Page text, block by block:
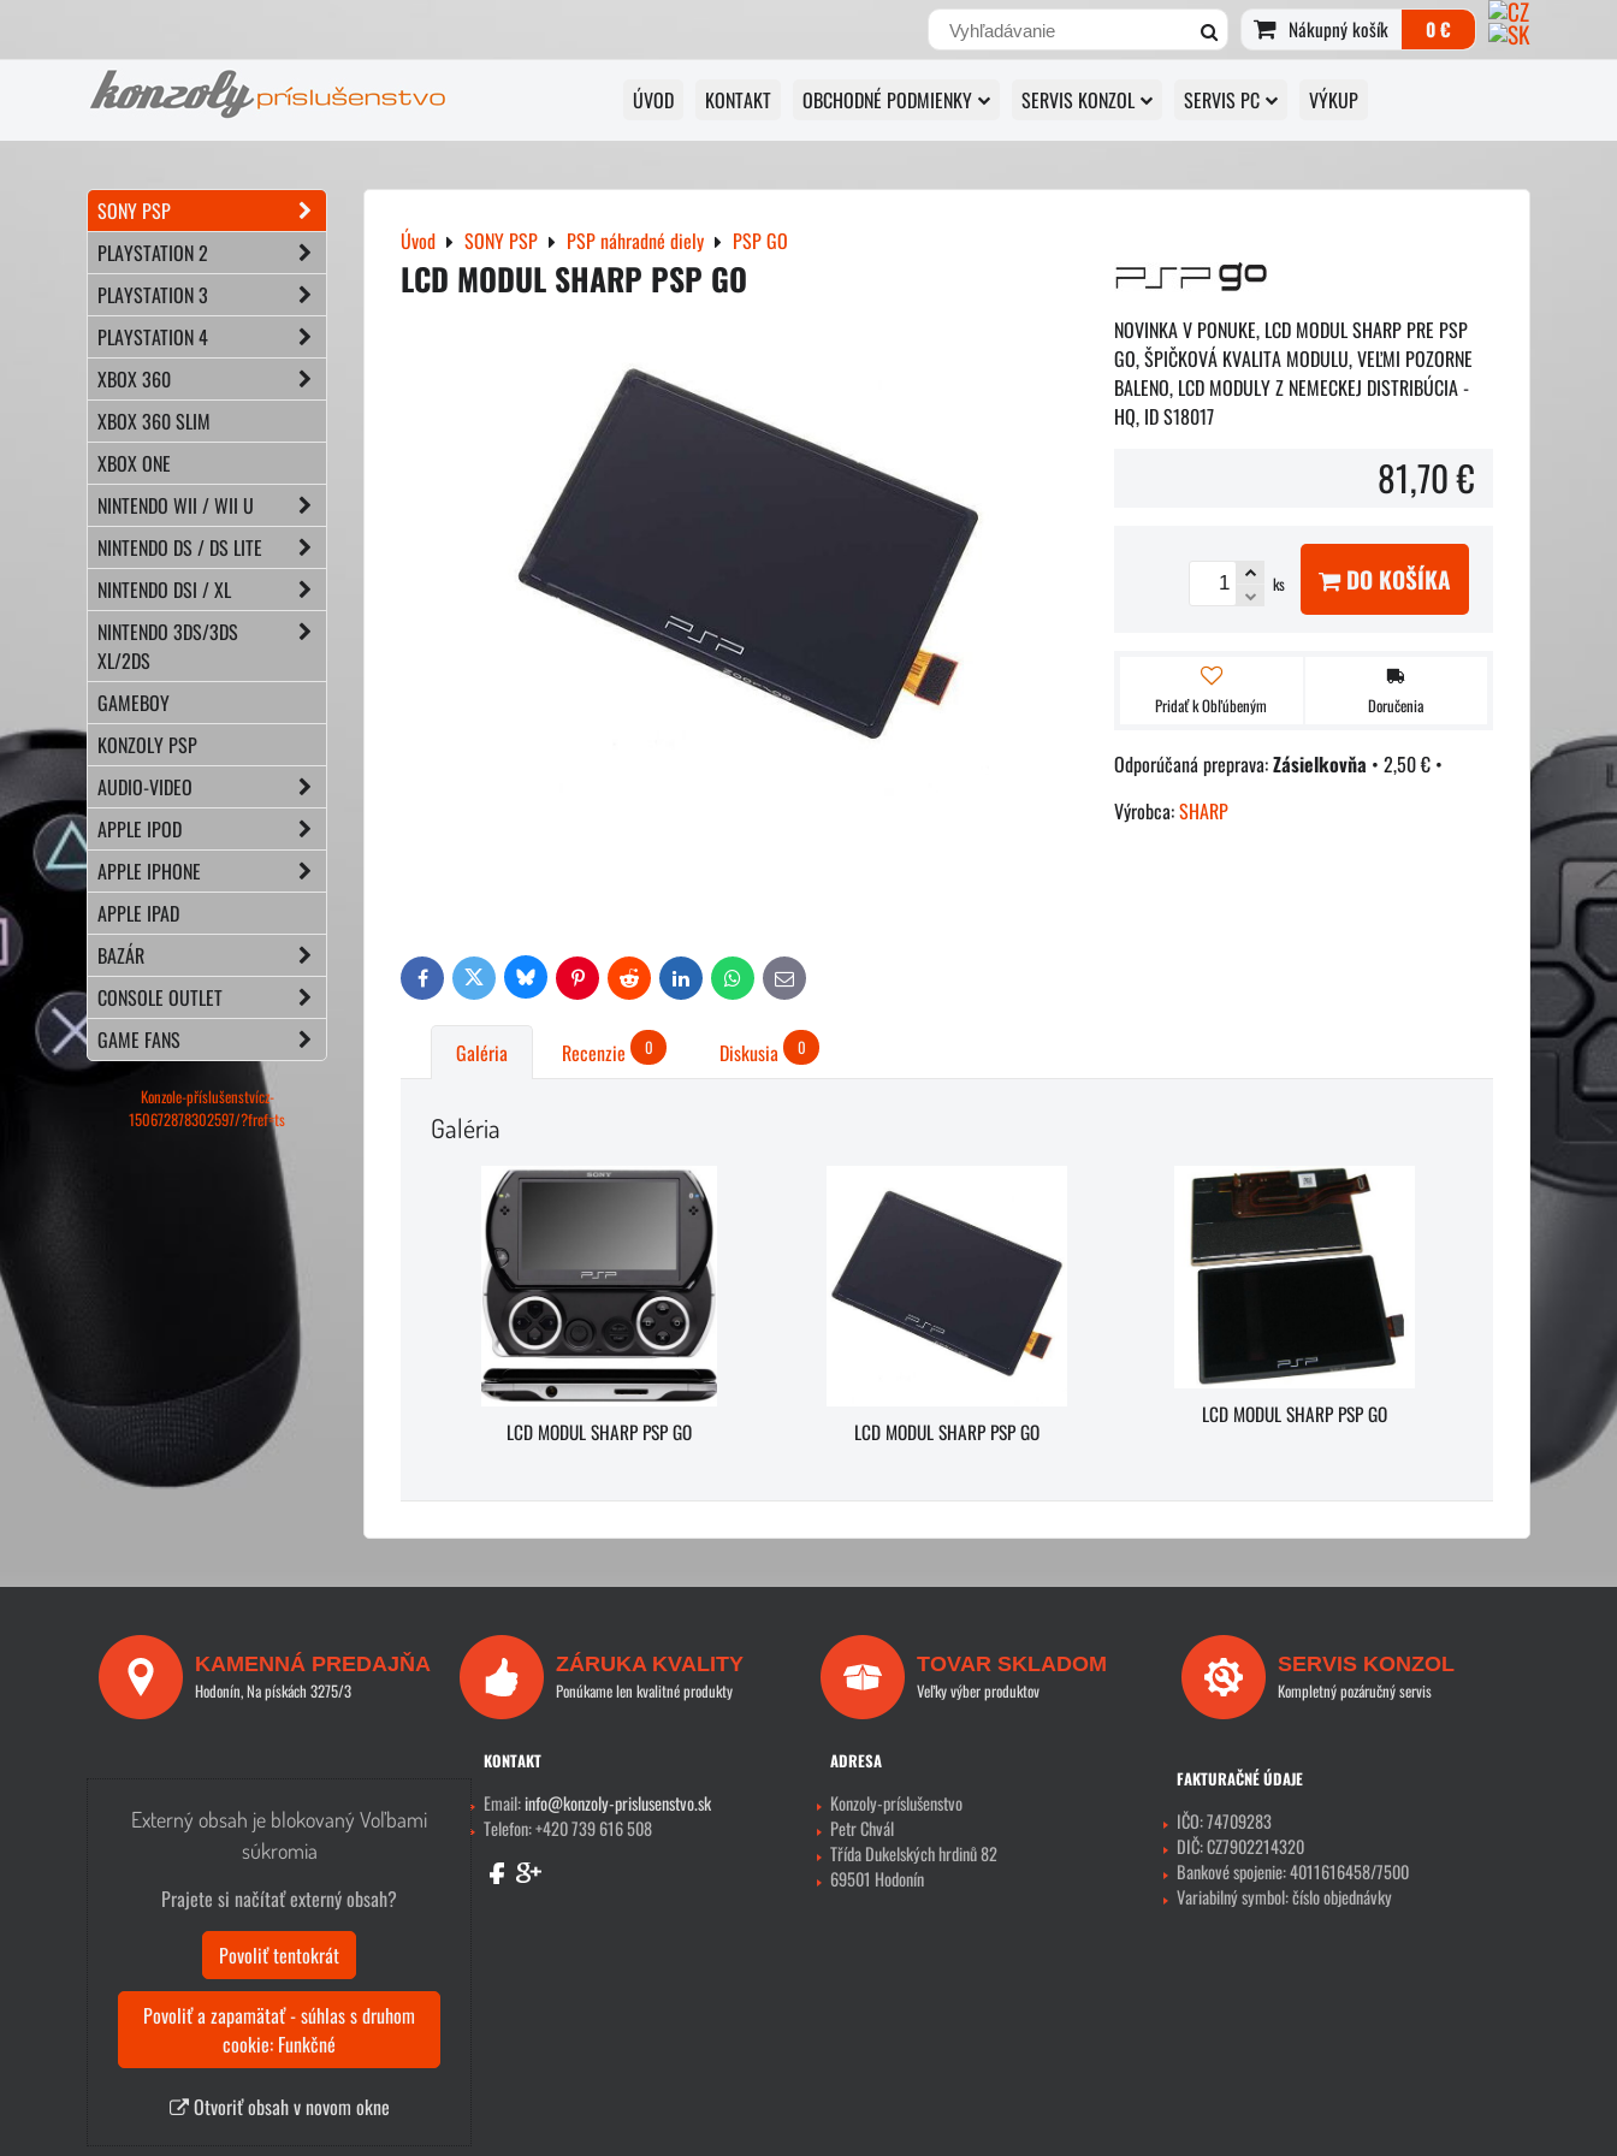
Nákupný košík 0 €
ÚVOD KONTAKT OBCHODNÉ PODMIENKY SERVIS KONZOL SERVIS PC VÝKUP
Úvod SONY PSP PSP náhradné diely PSP GO
LCD MODUL SHARP PSP GO
NOVINKA V PONUKE, LCD MODUL SHARP PRE PSP
GO, ŠPIČKOVÁ KVALITA MODULU, VEĽMI POZORNE
BALENO, LCD MODULY Z NEMECKEJ DISTRIBÚCIA -
HQ, ID S18017
81,70 €
ks DO KOŠÍKA
Pridať k Obľúbeným Doručenia
Zásielkovňa • 2,50 € •
Výrobca:SHARP
FacebookTwitter Bluesky PinterestReddit LinkedIn WhatsAppE-
mail
Galéria Recenzie 0 Diskusia 0
Galéria
LCD MODUL SHARP PSP GO LCD MODUL SHARP PSP GO
LCD MODUL SHARP PSP GO
SONY PSP
PLAYSTATION 2
PLAYSTATION 3
PLAYSTATION 4
XBOX 360
XBOX 360 SLIM
XBOX ONE
NINTENDO WII / WII U
NINTENDO DS / DS LITE
NINTENDO DSI / XL
NINTENDO 3DS/3DS
XL/2DS
GAMEBOY
KONZOLY PSP
AUDIO-VIDEO
APPLE IPOD
APPLE IPHONE
APPLE IPAD
BAZÁR
CONSOLE OUTLET
GAME FANS
Konzole-příslušenstvícz-
150672878302597/?fref=ts
KAMENNÁ PREDAJŇA
Hodonín, Na pískách 3275/3
ZÁRUKA KVALITY
Ponúkame len kvalitné produkty
TOVAR SKLADOM
Veľky výber produktov
SERVIS KONZOL
Kompletný pozáručný servis
Externý obsah je blokovaný Voľbami
súkromia
Prajete si načítať externý obsah?
Povoliť tentokrát
Povoliť a zapamätať - súhlas s druhom
cookie: Funkčné
Otvoriť obsah v novom okne
KONTAKT
Email:info@konzoly-prislusenstvo.sk
Telefon: +420 739 616 508
ADRESA
Konzoly-príslušenstvo
Petr Chvál
Třída Dukelských hrdinů 82
69501 Hodonín
FAKTURAČNÉ ÚDAJE
IČO: 74709283
DIČ: CZ7902214320
Bankové spojenie: 4011616458/7500
Variabilný symbol: číslo objednávky